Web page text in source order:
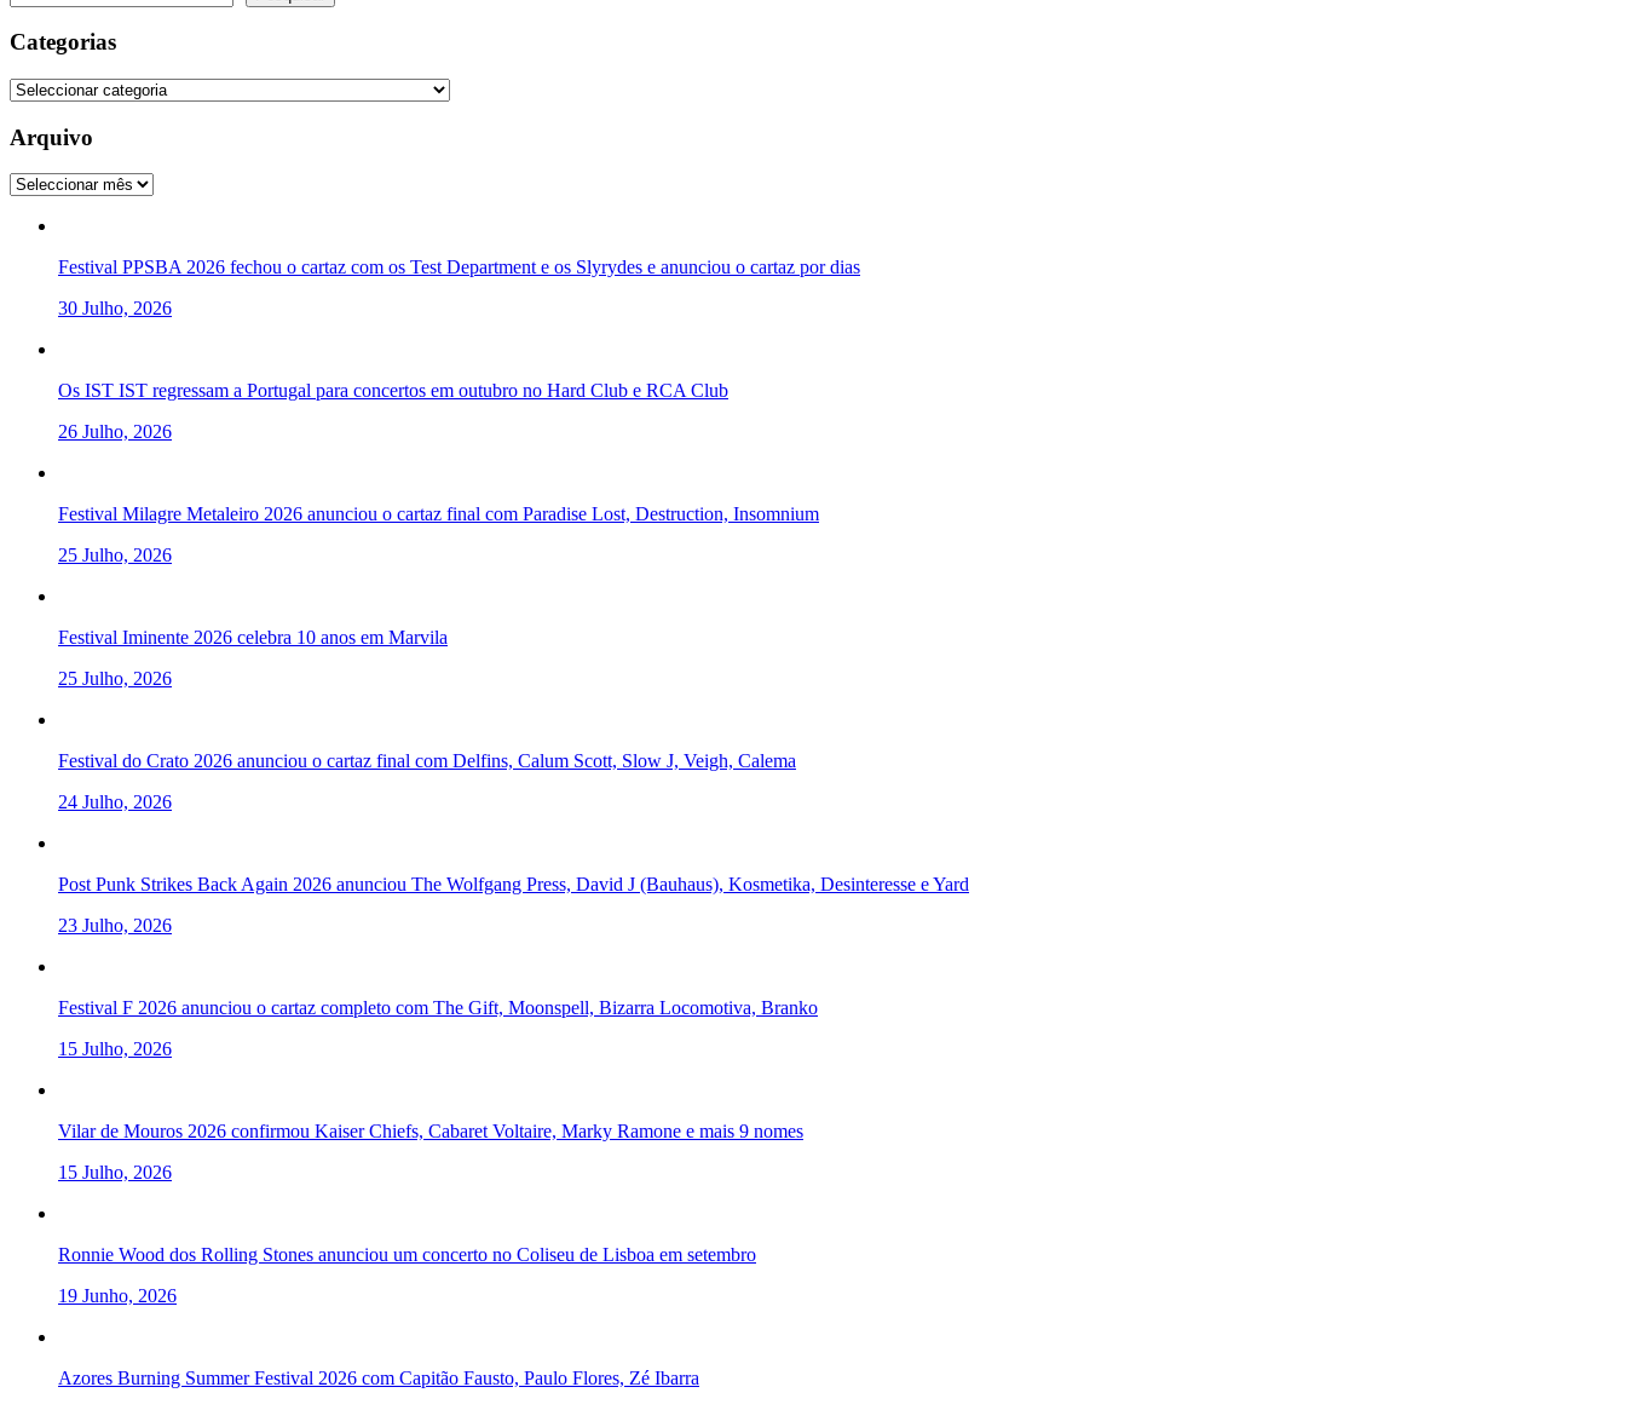
Categorias
Categorias
Arquivo
Arquivo
Festival PPSBA 2026 fechou o cartaz com os Test Department e os Slyrydes e anunciou o cartaz por dias
30 Julho, 2026
Os IST IST regressam a Portugal para concertos em outubro no Hard Club e RCA Club
26 Julho, 2026
Festival Milagre Metaleiro 2026 anunciou o cartaz final com Paradise Lost, Destruction, Insomnium
25 Julho, 2026
Festival Iminente 2026 celebra 10 anos em Marvila
25 Julho, 2026
Festival do Crato 2026 anunciou o cartaz final com Delfins, Calum Scott, Slow J, Veigh, Calema
24 Julho, 2026
Post Punk Strikes Back Again 2026 anunciou The Wolfgang Press, David J (Bauhaus), Kosmetika, Desinteresse e Yard
23 Julho, 2026
Festival F 2026 anunciou o cartaz completo com The Gift, Moonspell, Bizarra Locomotiva, Branko
15 Julho, 2026
Vilar de Mouros 2026 confirmou Kaiser Chiefs, Cabaret Voltaire, Marky Ramone e mais 9 nomes
15 Julho, 2026
Ronnie Wood dos Rolling Stones anunciou um concerto no Coliseu de Lisboa em setembro
19 Junho, 2026
Azores Burning Summer Festival 2026 com Capitão Fausto, Paulo Flores, Zé Ibarra